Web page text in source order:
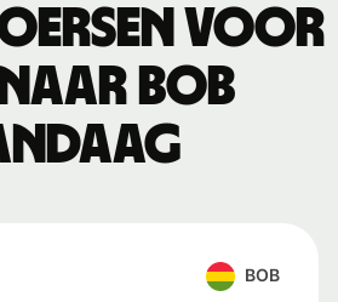
voor
naar BOB
BOB